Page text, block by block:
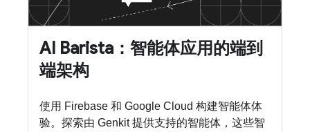
AI Barista：智能体应用的端到
端架构
使用 Firebase 和 Google Cloud 构建智能体体
验。探索由 Genkit 提供支持的智能体，这些智